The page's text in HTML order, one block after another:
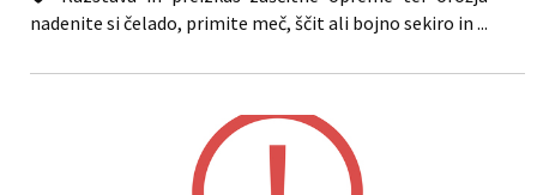
nadenite si čelado, primite meč, ščit ali bojno sekiro in ...